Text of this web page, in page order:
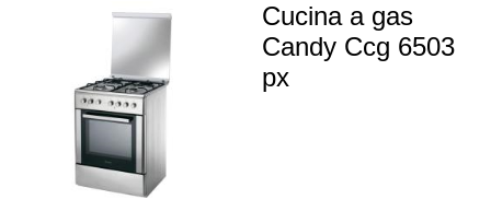
Cucina a gas
Candy Ccg 6503
px